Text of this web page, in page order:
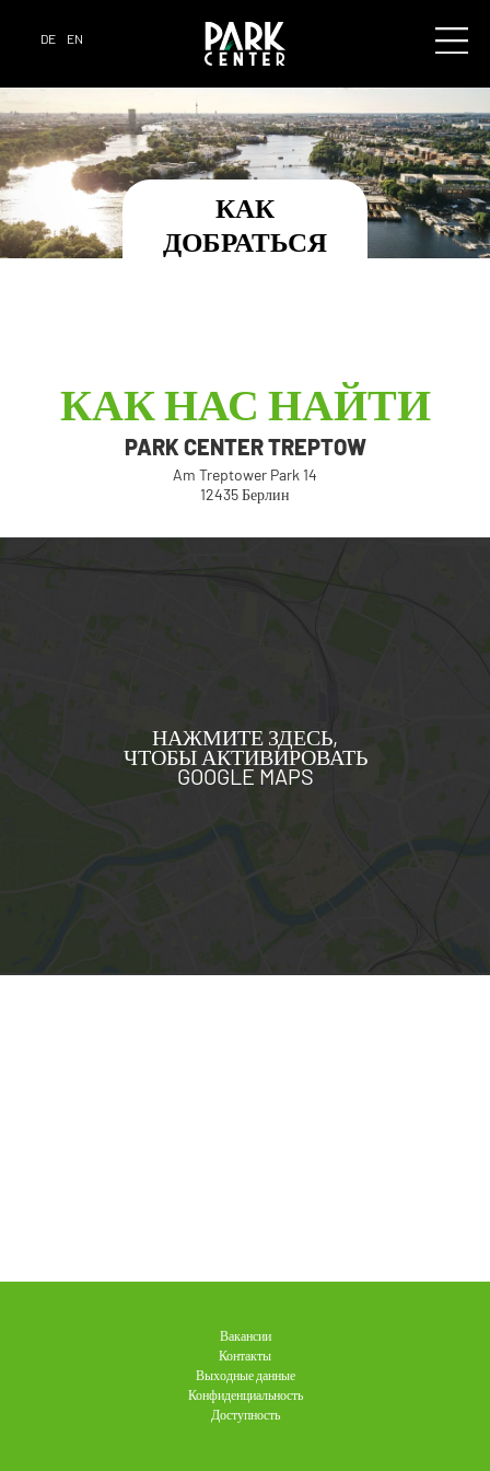
DE EN
КАК
ДОБРАТЬСЯ
КАК НАС НАЙТИ
PARK CENTER TREPTOW
Am Treptower Park 14
12435 Берлин
НАЖМИТЕ ЗДЕСЬ,
ЧТОБЫ АКТИВИРОВАТЬ
GOOGLE MAPS
Вакансии
Контакты
Выходные данные
Конфиденциальность
Доступность